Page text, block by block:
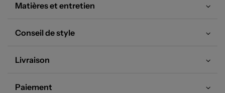
budget.
Matières et entretien
Conseil de style
Livraison
Paiement